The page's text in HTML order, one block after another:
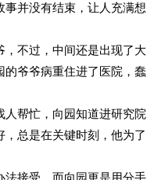
并没有结束，让人充满想
，不过，中间还是出现了大
的爷爷病重住进了医院，蠢
帮忙，向园知道进研究院
总是在关键时刻，他为了
法接受，而向园更是用分手